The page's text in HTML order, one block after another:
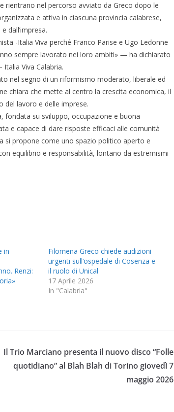
rientrano nel percorso avviato da Greco dopo le
e attiva in ciascuna provincia calabrese,
dall’impresa.
-Italia Viva perché Franco Parise e Ugo Ledonne
sempre lavorato nei loro ambiti» — ha dichiarato
Viva Calabria.
nel segno di un riformismo moderato, liberale ed
chiara che mette al centro la crescita economica, il
del lavoro e delle imprese.
fondata su sviluppo, occupazione e buona
e capace di dare risposte efficaci alle comunità
si propone come uno spazio politico aperto e
equilibrio e responsabilità, lontano da estremismi
in
Renzi:
Filomena Greco chiede audizioni
urgenti sull’ospedale di Cosenza e
il ruolo di Unical
17 Aprile 2026
In "Calabria"
Il Trio Marciano presenta il nuovo disco “Folle
quotidiano” al Blah Blah di Torino giovedì 7
maggio 2026